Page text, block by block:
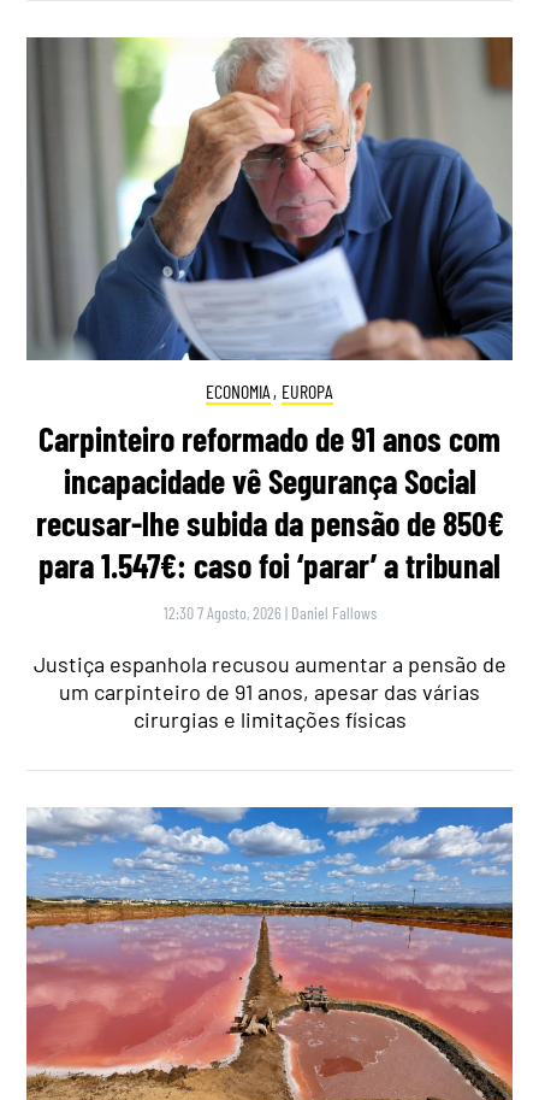
ECONOMIA , EUROPA
Carpinteiro reformado de 91 anos com
incapacidade vê Segurança Social
recusar-lhe subida da pensão de 850€
para 1.547€: caso foi ‘parar’ a tribunal
12:30 7 Agosto, 2026 | Daniel Fallows
Justiça espanhola recusou aumentar a pensão de
um carpinteiro de 91 anos, apesar das várias
cirurgias e limitações físicas